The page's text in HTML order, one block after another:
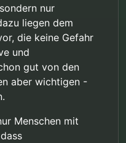
nur
liegen dem
die keine Gefahr
und
gut von den
aber wichtigen -
Menschen mit